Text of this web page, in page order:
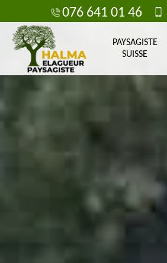
076 641 01 46
PAYSAGISTE
SUISSE